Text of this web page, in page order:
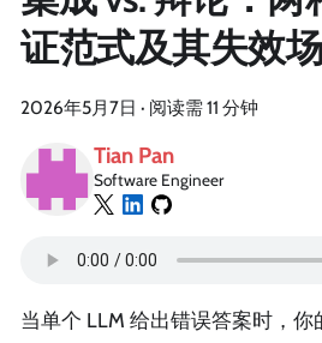
证范式及其失效
2026年5月7日 · 阅读需 11 分钟
Tian Pan
Software Engineer
当单个 LLM 给出错误答案时，